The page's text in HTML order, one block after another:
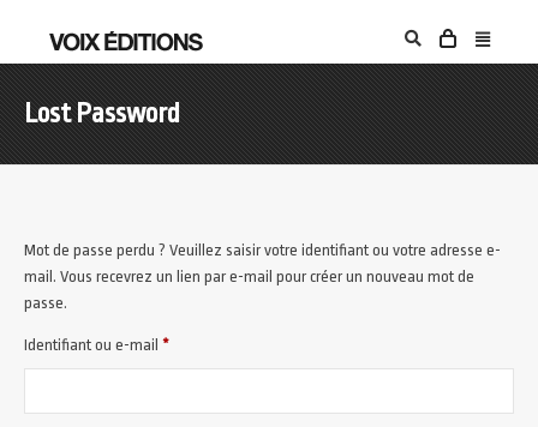
Lost Password
Mot de passe perdu ? Veuillez saisir votre identifiant ou votre adresse e-
mail. Vous recevrez un lien par e-mail pour créer un nouveau mot de
passe.
Identifiant ou e-mail *Obligatoire